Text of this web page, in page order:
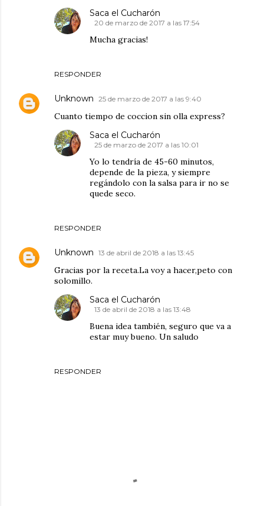
RESPONDER
Saca el Cucharón
20 de marzo de 2017 a las 17:54
Mucha gracias!
Unknown 25 de marzo de 2017 a las 9:40
Cuanto tiempo de coccion sin olla express?
RESPONDER
Saca el Cucharón
25 de marzo de 2017 a las 10:01
Yo lo tendría de 45-60 minutos,
depende de la pieza, y siempre
regándolo con la salsa para ir no se
quede seco.
Unknown 13 de abril de 2018 a las 13:45
Gracias por la receta.La voy a hacer,peto con
solomillo.
RESPONDER
Saca el Cucharón
13 de abril de 2018 a las 13:48
Buena idea también, seguro que va a
estar muy bueno. Un saludo